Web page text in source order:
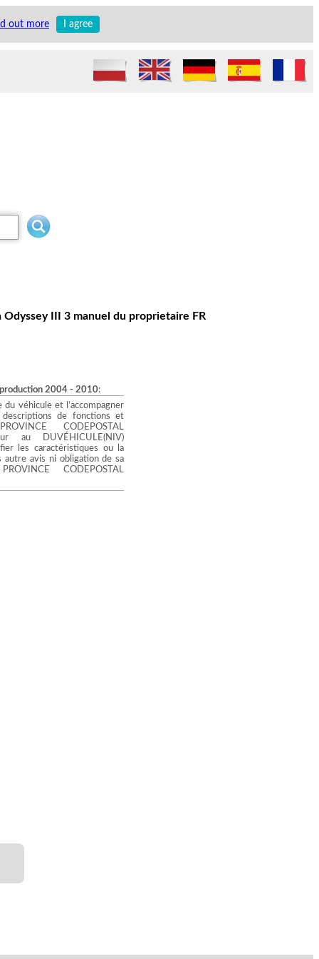
out more I agree
III 3 manuel du proprietaire FR
2004 - 2010:
véhicule et l’accompagner
descriptions de fonctions et
CODEPOSTAL
au DUVÉHICULE(NIV)
les caractéristiques ou la
autre avis ni obligation de sa
CODEPOSTAL